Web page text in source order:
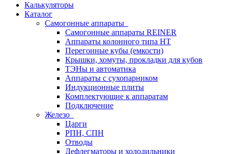
Калькуляторы
Каталог
Самогонные аппараты
Самогонные аппараты REINER
Аппараты колонного типа НТ
Перегонные кубы (емкости)
Крышки, хомуты, прокладки для кубов
ТЭНы и автоматика
Аппараты с сухопарником
Индукционные плиты
Комплектующие к аппаратам
Подключение
Железо
Царги
РПН, СПН
Отводы
Дефлегматоры и холодильники